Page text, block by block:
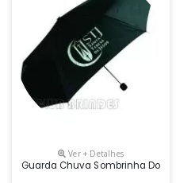
Ver + Detalhes
Guarda Chuva Sombrinha